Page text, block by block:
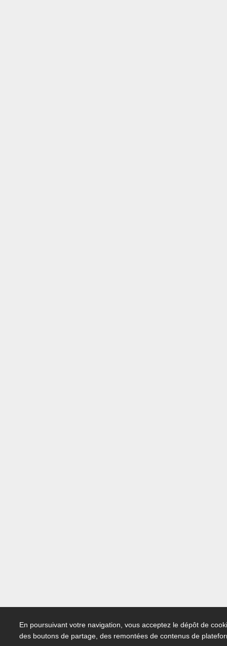
En poursuivant votre navigation, vous acceptez le dépôt de
des boutons de partage, des remontées de contenus de